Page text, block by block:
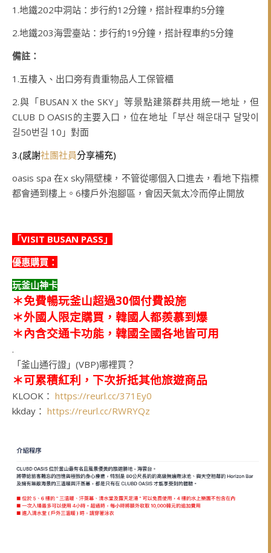
1.地鐵202中洞站：步行約12分鐘，搭計程車約5分鐘
2.地鐵203海雲臺站：步行約19分鐘，搭計程車約5分鐘
備註：
1.五樓入、出口旁有貴重物品人工保管櫃
2.與「BUSAN X the SKY」等景點建築群共用統一地址，但
CLUB D OASIS的主要入口，位在地址「부산 해운대구 달맞이
길50번길 10」對面
3.(感謝社團社員分享補充)
oasis spa 在x sky隔壁棟，不管從哪個入口進去，看地下指標
都會通到樓上。6樓戶外泡腳區，會因天氣太冷而停止開放
「VISIT BUSAN PASS」
優惠購買：
玩釜山神卡
＊免費暢玩釜山超過30個付費設施
＊外國人限定購買，韓國人都羨慕到爆
＊內含交通卡功能，韓國全國各地皆可用
.
「釜山通行證」(VBP)哪裡買？
＊可累積紅利，下次折抵其他旅遊商品
KLOOK： https://reurl.cc/371Ey0
kkday： https://reurl.cc/RWRYQz